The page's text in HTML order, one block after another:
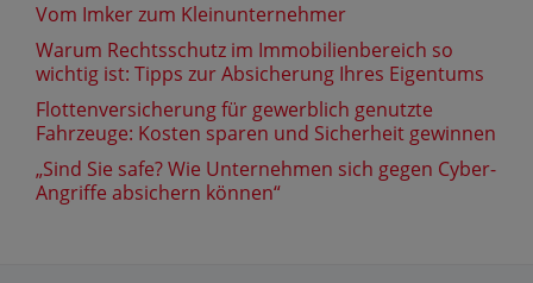
Vom Imker zum Kleinunternehmer
Warum Rechtsschutz im Immobilienbereich so
wichtig ist: Tipps zur Absicherung Ihres Eigentums
Flottenversicherung für gewerblich genutzte
Fahrzeuge: Kosten sparen und Sicherheit gewinnen
„Sind Sie safe? Wie Unternehmen sich gegen Cyber-
Angriffe absichern können“